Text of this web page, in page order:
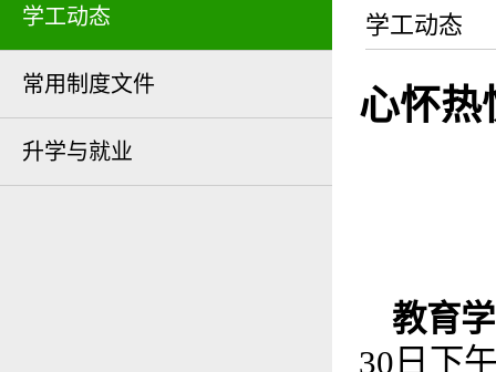
学工动态
常用制度文件
升学与就业
学工动态
心怀热
教育
30日下